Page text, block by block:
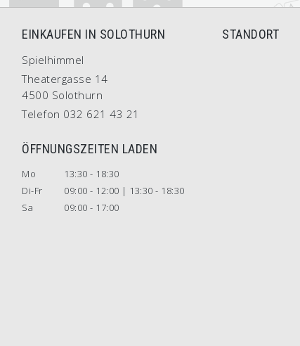
EINKAUFEN IN SOLOTHURN
Spielhimmel
Theatergasse 14
4500 Solothurn
Telefon 032 621 43 21
ÖFFNUNGSZEITEN LADEN
Mo
13:30 - 18:30
Di-Fr
09:00 - 12:00 | 13:30 - 18:30
Sa
09:00 - 17:00
STANDORT